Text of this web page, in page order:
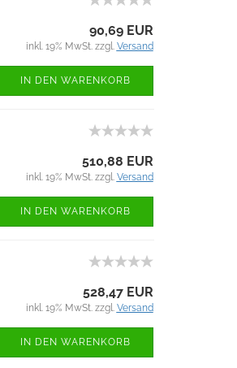
90,69 EUR
inkl. 19% MwSt. zzgl. Versand
IN DEN WARENKORB
510,88 EUR
inkl. 19% MwSt. zzgl. Versand
IN DEN WARENKORB
528,47 EUR
inkl. 19% MwSt. zzgl. Versand
IN DEN WARENKORB